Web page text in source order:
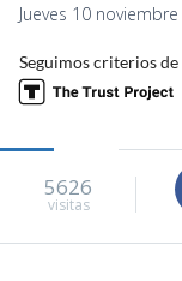
Jueves 10
Seguimos criterios de
5626
visitas